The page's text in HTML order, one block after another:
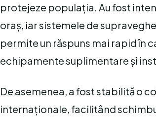
protejeze populația. Au fost
oraș, iar sistemele de
permite un răspuns mai rapid în
echipamente suplimentare și
De asemenea, a fost stabilită o
internaționale, facilitând